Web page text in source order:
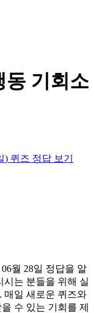
동 기회소
) 퀴즈 정답 보기
월 28일 정답을 알
는 분들을 위해 실
매일 새로운 퀴즈와
수 있는 기회를 제